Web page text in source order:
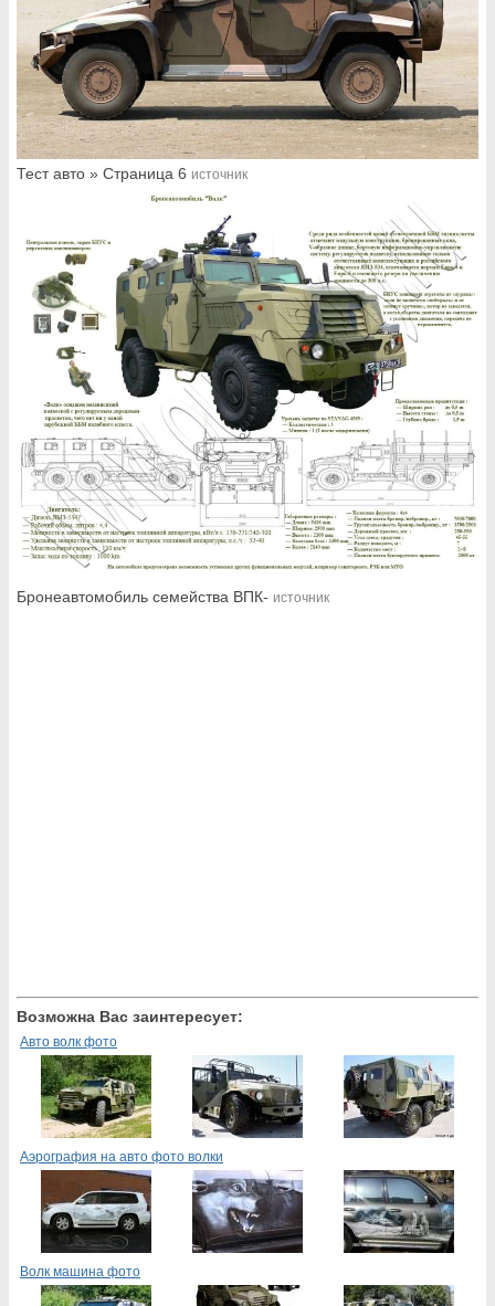
Тест авто » Страница 6 источник
Бронеавтомобиль семейства ВПК- источник
Возможна Вас заинтересует:
Авто волк фото
Аэрография на авто фото волки
Волк машина фото